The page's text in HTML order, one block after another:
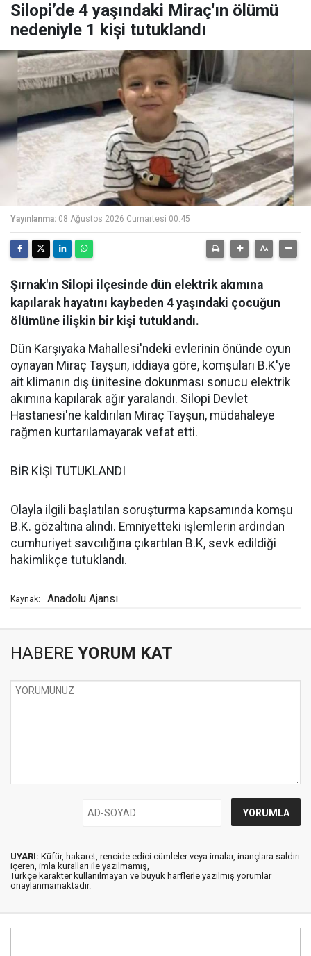
Silopi’de 4 yaşındaki Miraç'ın ölümü
nedeniyle 1 kişi tutuklandı
Yayınlanma: 08 Ağustos 2026 Cumartesi 00:45
Şırnak'ın Silopi ilçesinde dün elektrik akımına
kapılarak hayatını kaybeden 4 yaşındaki çocuğun
ölümüne ilişkin bir kişi tutuklandı.
Dün Karşıyaka Mahallesi'ndeki evlerinin önünde oyun
oynayan Miraç Tayşun, iddiaya göre, komşuları B.K'ye
ait klimanın dış ünitesine dokunması sonucu elektrik
akımına kapılarak ağır yaralandı. Silopi Devlet
Hastanesi'ne kaldırılan Miraç Tayşun, müdahaleye
rağmen kurtarılamayarak vefat etti.
BİR KİŞİ TUTUKLANDI
Olayla ilgili başlatılan soruşturma kapsamında komşu
B.K. gözaltına alındı. Emniyetteki işlemlerin ardından
cumhuriyet savcılığına çıkartılan B.K, sevk edildiği
hakimlikçe tutuklandı.
Kaynak: Anadolu Ajansı
HABERE YORUM KAT
UYARI: Küfür, hakaret, rencide edici cümleler veya imalar, inançlara saldırı
içeren, imla kuralları ile yazılmamış,
Türkçe karakter kullanılmayan ve büyük harflerle yazılmış yorumlar
onaylanmamaktadır.